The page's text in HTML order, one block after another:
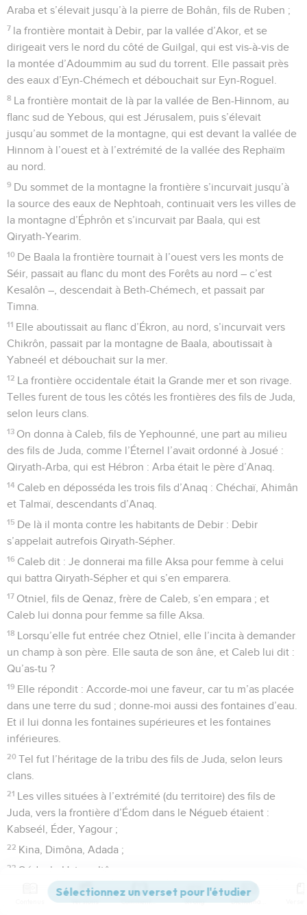
Araba et s’élevait jusqu’à la pierre de Bohân, fils de Ruben ;
7 la frontière montait à Debir, par la vallée d’Akor, et se
dirigeait vers le nord du côté de Guilgal, qui est vis-à-vis de
la montée d’Adoummim au sud du torrent. Elle passait près
des eaux d’Eyn-Chémech et débouchait sur Eyn-Roguel.
8 La frontière montait de là par la vallée de Ben-Hinnom, au
flanc sud de Yebous, qui est Jérusalem, puis s’élevait
jusqu’au sommet de la montagne, qui est devant la vallée de
Hinnom à l’ouest et à l’extrémité de la vallée des Rephaïm
au nord.
9 Du sommet de la montagne la frontière s’incurvait jusqu’à
la source des eaux de Nephtoah, continuait vers les villes de
la montagne d’Éphrôn et s’incurvait par Baala, qui est
Qiryath-Yearim.
10 De Baala la frontière tournait à l’ouest vers les monts de
Séir, passait au flanc du mont des Forêts au nord – c’est
Kesalôn –, descendait à Beth-Chémech, et passait par
Timna.
11 Elle aboutissait au flanc d’Ékron, au nord, s’incurvait vers
Chikrôn, passait par la montagne de Baala, aboutissait à
Yabneél et débouchait sur la mer.
12 La frontière occidentale était la Grande mer et son rivage.
Telles furent de tous les côtés les frontières des fils de Juda,
selon leurs clans.
13 On donna à Caleb, fils de Yephounné, une part au milieu
des fils de Juda, comme l’Éternel l’avait ordonné à Josué :
Qiryath-Arba, qui est Hébron : Arba était le père d’Anaq.
14 Caleb en déposséda les trois fils d’Anaq : Chéchaï, Ahimân
et Talmaï, descendants d’Anaq.
15 De là il monta contre les habitants de Debir : Debir
s’appelait autrefois Qiryath-Sépher.
16 Caleb dit : Je donnerai ma fille Aksa pour femme à celui
qui battra Qiryath-Sépher et qui s’en emparera.
17 Otniel, fils de Qenaz, frère de Caleb, s’en empara ; et
Caleb lui donna pour femme sa fille Aksa.
18 Lorsqu’elle fut entrée chez Otniel, elle l’incita à demander
un champ à son père. Elle sauta de son âne, et Caleb lui dit :
Qu’as-tu ?
19 Elle répondit : Accorde-moi une faveur, car tu m’as placée
dans une terre du sud ; donne-moi aussi des fontaines d’eau.
Et il lui donna les fontaines supérieures et les fontaines
inférieures.
20 Tel fut l’héritage de la tribu des fils de Juda, selon leurs
clans.
21 Les villes situées à l’extrémité (du territoire) des fils de
Juda, vers la frontière d’Édom dans le Négueb étaient :
Kabseél, Éder, Yagour ;
22 Kina, Dimôna, Adada ;
23 Qédech, Hatsor, Itân ;
Ziph, Télem, Bealoth ;
Versions Commentaires Strong